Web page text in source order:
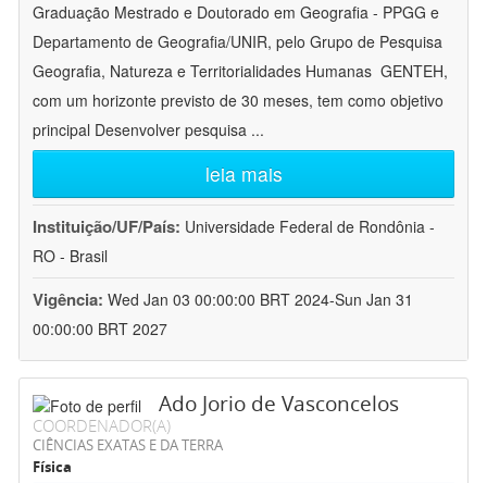
Graduação Mestrado e Doutorado em Geografia - PPGG e
Departamento de Geografia/UNIR, pelo Grupo de Pesquisa
Geografia, Natureza e Territorialidades Humanas  GENTEH,
com um horizonte previsto de 30 meses, tem como objetivo
principal Desenvolver pesquisa ...
leia mais
Instituição/UF/País: Universidade Federal de Rondônia -
RO - Brasil
Vigência: Wed Jan 03 00:00:00 BRT 2024-Sun Jan 31
00:00:00 BRT 2027
Ado Jorio de Vasconcelos
COORDENADOR(A)
CIÊNCIAS EXATAS E DA TERRA
Física